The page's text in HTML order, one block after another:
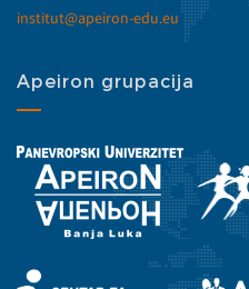
institut@apeiron-edu.eu
Apeiron grupacija